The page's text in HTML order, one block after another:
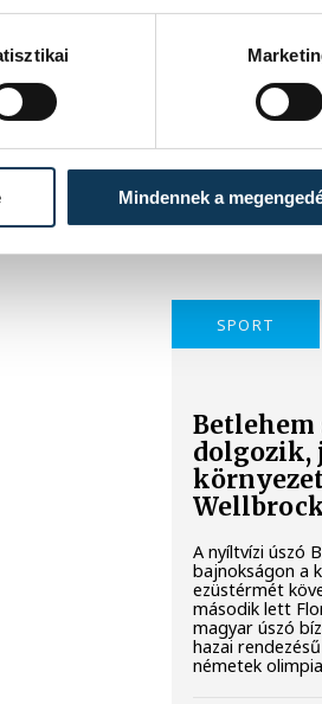
Mindennek a
mégsem
A tartós hőség
elé állítja
városvezetés
vízkészletekkel
gazdálkodjunk.
SPORT
dolgozik,
A nyíltvízi úszó
bajnokságon a
ezüstérmét
második lett
magyar úszó
hazai
németek